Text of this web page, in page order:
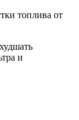
топлива от
и